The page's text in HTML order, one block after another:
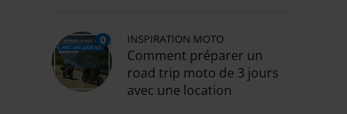
0 INSPIRATION MOTO
Comment préparer un
road trip moto de 3 jours
avec une location